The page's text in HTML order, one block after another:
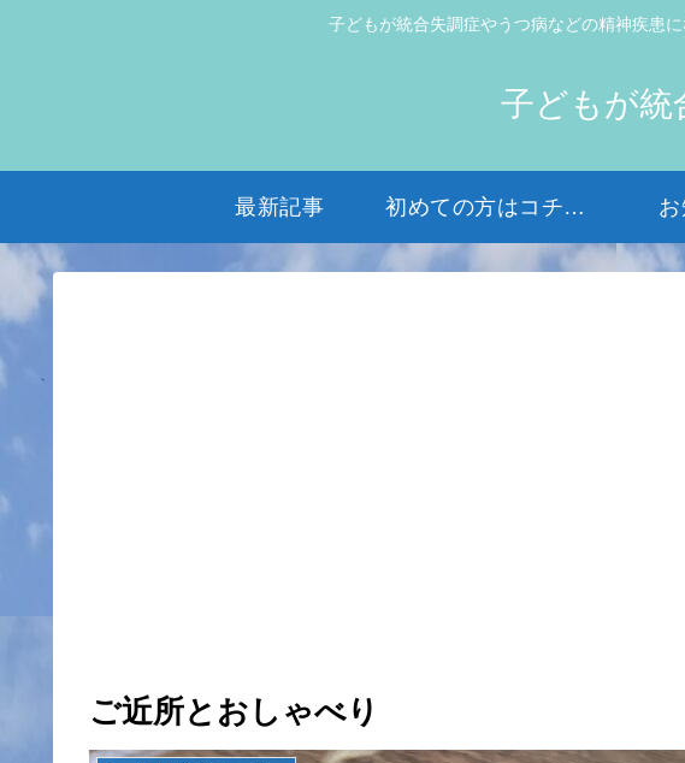
子どもが統合失調症やうつ病などの精神疾患
子どもが統
最新記事 初めての方はコチラから
ご近所とおしゃべり